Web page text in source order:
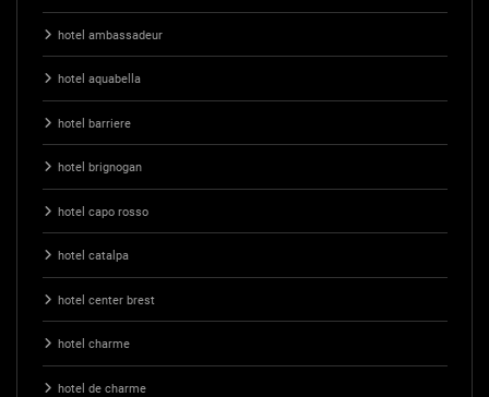
hotel ambassadeur
hotel aquabella
hotel barriere
hotel brignogan
hotel capo rosso
hotel catalpa
hotel center brest
hotel charme
hotel de charme